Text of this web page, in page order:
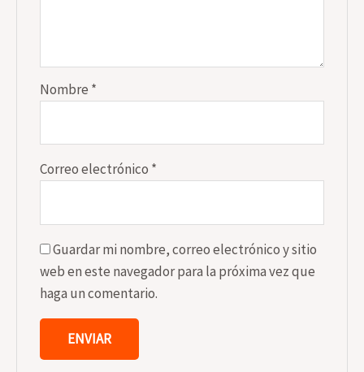
Nombre *
Correo electrónico *
Guardar mi nombre, correo electrónico y sitio
web en este navegador para la próxima vez que
haga un comentario.